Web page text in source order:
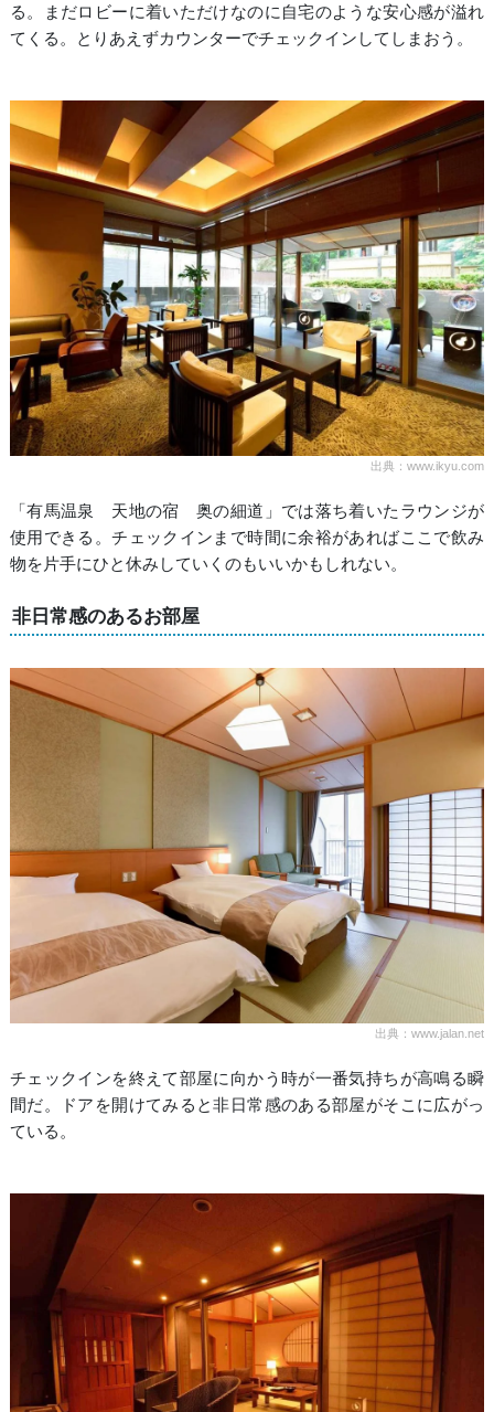
る。まだロビーに着いただけなのに自宅のような安心感が溢れ
てくる。とりあえずカウンターでチェックインしてしまおう。
出典：www.ikyu.com
「有馬温泉 天地の宿 奥の細道」では落ち着いたラウンジが
使用できる。チェックインまで時間に余裕があればここで飲み
物を片手にひと休みしていくのもいいかもしれない。
非日常感のあるお部屋
出典：www.jalan.net
チェックインを終えて部屋に向かう時が一番気持ちが高鳴る瞬
間だ。ドアを開けてみると非日常感のある部屋がそこに広がっ
ている。